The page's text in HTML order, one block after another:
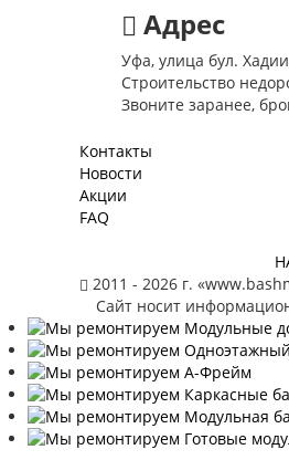
Адрес
Уфа, улица бул.
Строительство
Звоните заранее,
Контакты
Новости
Акции
FAQ
2011 - 2026 г.
Сайт носит